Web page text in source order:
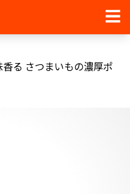
る さつまいもの濃厚ポ